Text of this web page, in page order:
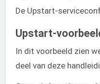
De Upstart-
Upstart-
In dit voorbeeld zien
deel van deze